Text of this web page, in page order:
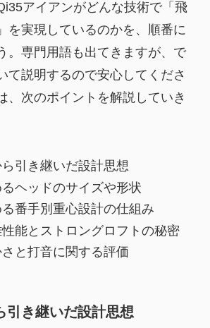
アイアンがどんな技術で「飛
を実現しているのかを、順番に
。専門用語も出てきますが、で
て説明するので安心してくださ
、次のポイントを解説していき
引き継いだ設計思想
ヘッドのサイズや形状
番手別重心設計の仕組み
能とストロングロフトの秘密
と打音に関する評価
引き継いだ設計思想